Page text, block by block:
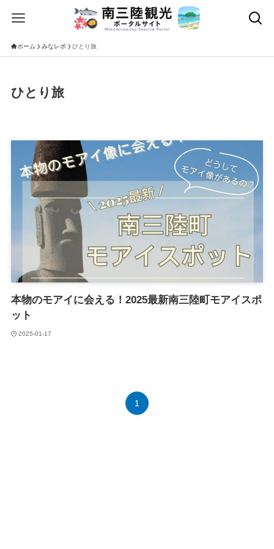
ホーム みなレポ ひとり旅
ひとり旅
本物のモアイに会える！2025最新南三陸町モアイスポ
ット
2025-01-17
1